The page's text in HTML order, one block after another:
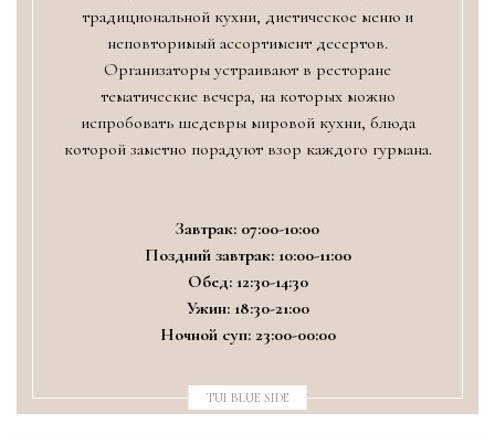
традициональной кухни, диетическое меню и
неповторимый ассортимент десертов.
Организаторы устраивают в ресторане
тематические вечера, на которых можно
испробовать шедевры мировой кухни, блюда
которой заметно порадуют взор каждого гурмана.
Завтрак: 07:00-10:00
Поздний завтрак: 10:00-11:00
Обед: 12:30-14:30
Ужин: 18:30-21:00
Ночной суп: 23:00-00:00
TUI BLUE SIDE